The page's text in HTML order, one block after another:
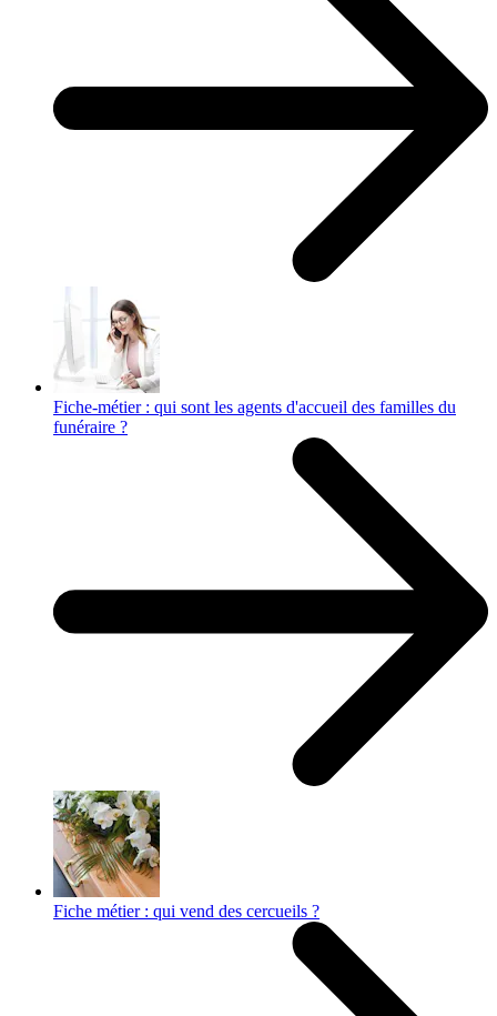
Fiche-métier : qui sont les agents d'accueil des familles du
funéraire ?
Fiche métier : qui vend des cercueils ?